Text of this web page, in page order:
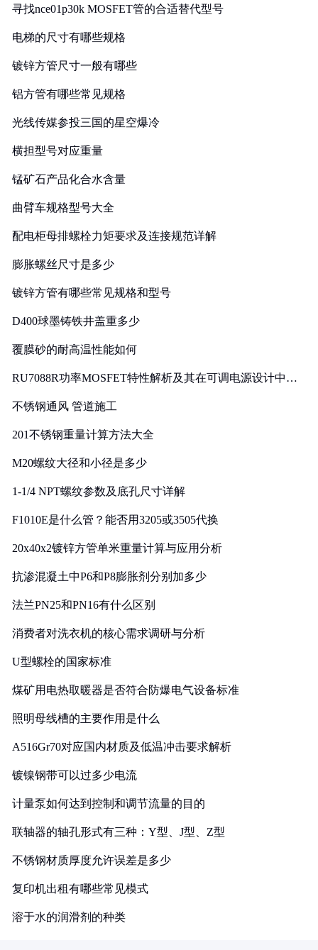
寻找nce01p30k MOSFET管的合适替代型号
电梯的尺寸有哪些规格
镀锌方管尺寸一般有哪些
铝方管有哪些常见规格
光线传媒参投三国的星空爆冷
横担型号对应重量
锰矿石产品化合水含量
曲臂车规格型号大全
配电柜母排螺栓力矩要求及连接规范详解
膨胀螺丝尺寸是多少
镀锌方管有哪些常见规格和型号
D400球墨铸铁井盖重多少
覆膜砂的耐高温性能如何
RU7088R功率MOSFET特性解析及其在可调电源设计中的
不锈钢通风 管道施工
201不锈钢重量计算方法大全
M20螺纹大径和小径是多少
1-1/4 NPT螺纹参数及底孔尺寸详解
F1010E是什么管？能否用3205或3505代换
20x40x2镀锌方管单米重量计算与应用分析
抗渗混凝土中P6和P8膨胀剂分别加多少
法兰PN25和PN16有什么区别
消费者对洗衣机的核心需求调研与分析
U型螺栓的国家标准
煤矿用电热取暖器是否符合防爆电气设备标准
照明母线槽的主要作用是什么
A516Gr70对应国内材质及低温冲击要求解析
镀镍钢带可以过多少电流
计量泵如何达到控制和调节流量的目的
联轴器的轴孔形式有三种：Y型、J型、Z型
不锈钢材质厚度允许误差是多少
复印机出租有哪些常见模式
溶于水的润滑剂的种类